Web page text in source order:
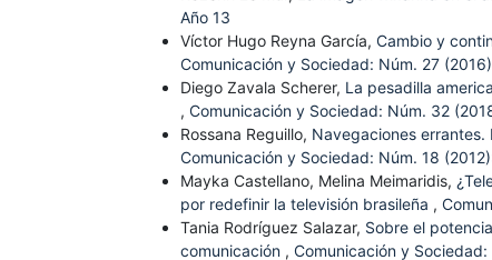
Año 13
Víctor Hugo Reyna García, Cambio y
Comunicación y Sociedad: Núm. 27
Diego Zavala Scherer, La pesadilla
, Comunicación y Sociedad: Núm. 32
Rossana Reguillo, Navegaciones errantes.
Comunicación y Sociedad: Núm. 18
Mayka Castellano, Melina Meimaridis,
por redefinir la televisión brasileña ,
Tania Rodríguez Salazar, Sobre el
comunicación , Comunicación y